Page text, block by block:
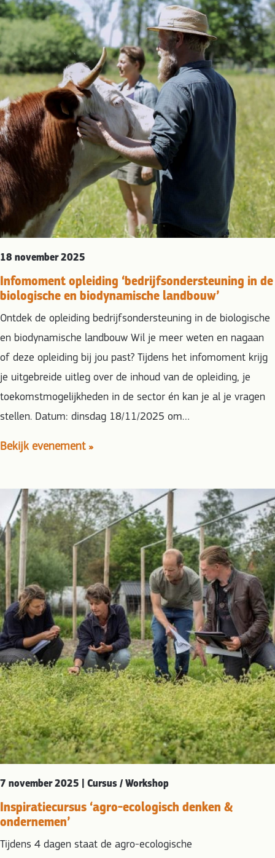
18 november 2025
Infomoment opleiding ‘bedrijfsondersteuning in de
biologische en biodynamische landbouw’
Ontdek de opleiding bedrijfsondersteuning in de biologische
en biodynamische landbouw Wil je meer weten en nagaan
of deze opleiding bij jou past? Tijdens het infomoment krijg
je uitgebreide uitleg over de inhoud van de opleiding, je
toekomstmogelijkheden in de sector én kan je al je vragen
stellen. Datum: dinsdag 18/11/2025 om…
Bekijk evenement »
7 november 2025 | Cursus / Workshop
Inspiratiecursus ‘agro-ecologisch denken &
ondernemen’
Tijdens 4 dagen staat de agro-ecologische